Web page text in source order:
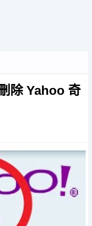
除 Yahoo 奇